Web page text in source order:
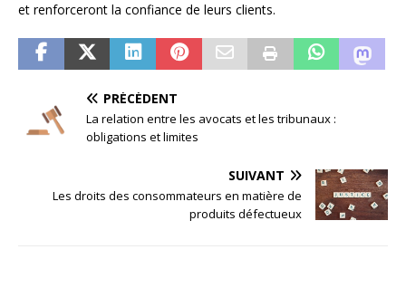
et renforceront la confiance de leurs clients.
PRÉCÉDENT
La relation entre les avocats et les tribunaux :
obligations et limites
SUIVANT
Les droits des consommateurs en matière de
produits défectueux